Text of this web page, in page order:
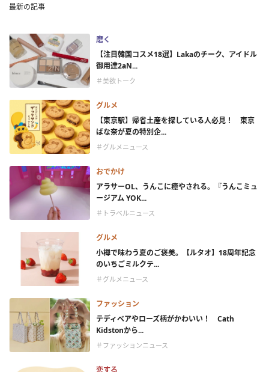
最新の記事
磨く
【注目韓国コスメ18選】Lakaのチーク、アイドル
御用達2aN...
＃美欲トーク
グルメ
【東京駅】帰省土産を探している人必見！ 東京
ばな奈が夏の特別企...
＃グルメニュース
おでかけ
アラサーOL、うんこに癒やされる。『うんこミュ
ージアム YOK...
＃トラベルニュース
グルメ
小樽で味わう夏のご褒美。【ルタオ】18周年記念
のいちごミルクテ...
＃グルメニュース
ファッション
テディベアやローズ柄がかわいい！ Cath
Kidstonから...
＃ファッションニュース
恋する